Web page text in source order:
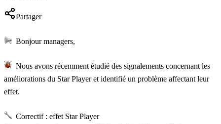
Partager
Bonjour managers,
Nous avons récemment étudié des signalements concernant les
améliorations du Star Player et identifié un problème affectant leur
effet.
Correctif : effet Star Player